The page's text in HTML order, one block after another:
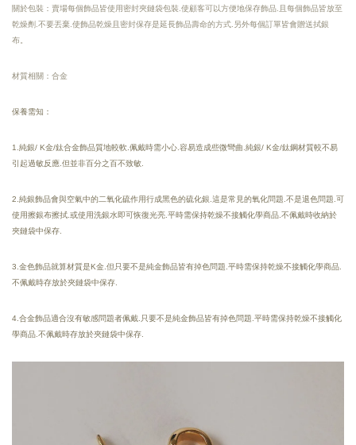
關於包裝：賣場每個飾品皆使用密封夾鏈袋包裝.使顧客可以方便地保存飾品.且每個飾品皆放至
乾燥劑.不要丟棄.使飾品乾燥且密封保存是延長飾品壽命的方式.另外每個訂單皆會贈送拭銀
布。
材質相關：合金
保養需知：
1.純銀/ K金/鈦合金飾品質地較軟.佩戴時需小心.容易造成些微彎曲.純銀/ K金/鈦鋼材質較不易
引起過敏反應.但並非百分之百不致敏.
2.純銀飾品會與空氣中的二氧化硫作用行成黑色的硫化銀.這是常見的氧化問題.不是退色問題.可
使用擦銀布擦拭.或使用洗銀水即可恢復光亮. 平時需保持乾燥不接觸化學商品. 不佩戴時收納於
夾鏈袋中保存.
3.金色飾品就算材質是K金.但只要不是純金飾品皆有掉色問題.平時需保持乾燥不接觸化學商品.
不佩戴時存放於夾鏈袋中保存.
4.合金飾品適合沒有敏感問題者佩戴.只要不是純金飾品皆有掉色問題.平時需保持乾燥不接觸化
學商品.不佩戴時存放於夾鏈袋中保存.